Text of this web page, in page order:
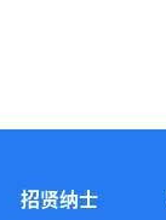
招贤纳士